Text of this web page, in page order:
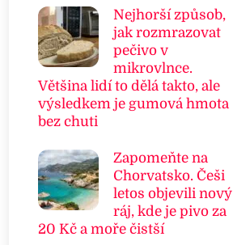
Nejhorší způsob,
jak rozmrazovat
pečivo v
mikrovlnce.
Většina lidí to dělá takto, ale
výsledkem je gumová hmota
bez chuti
Zapomeňte na
Chorvatsko. Češi
letos objevili nový
ráj, kde je pivo za
20 Kč a moře čistší